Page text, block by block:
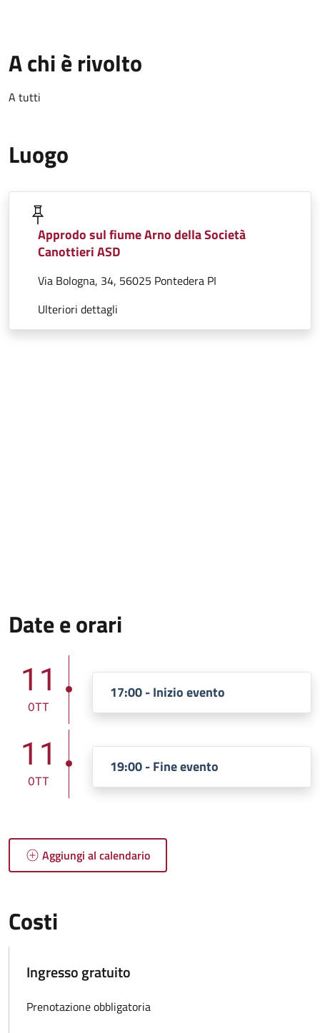
A chi è rivolto
A tutti
Luogo
Approdo sul fiume Arno della Società
Canottieri ASD
Via Bologna, 34, 56025 Pontedera PI
Ulteriori dettagli
Date e orari
11
OTT
17:00 - Inizio evento
11
OTT
19:00 - Fine evento
Aggiungi al calendario
Costi
Ingresso gratuito
Prenotazione obbligatoria